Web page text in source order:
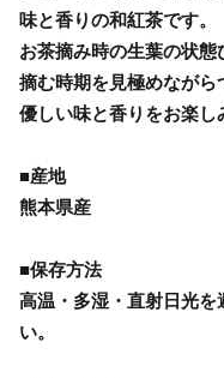
味と香りの和紅茶です。
お茶摘み時の生葉の状態
摘む時期を見極めながら
優しい味と香りをお楽し
■産地
熊本県産
■保存方法
高温・多湿・直射日光を
い。